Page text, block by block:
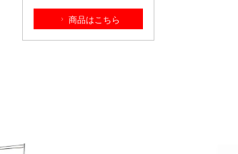
商品はこちら